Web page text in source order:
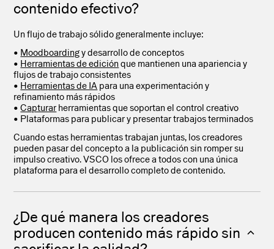
contenido efectivo?
Un flujo de trabajo sólido generalmente incluye:
• Moodboardingy desarrollo de conceptos
• Herramientas de ediciónque mantienen una apariencia y
flujos de trabajo consistentes
• Herramientas de IA para una experimentación y
refinamiento más rápidos
•Capturarherramientas que soportan el control creativo
• Plataformas para publicar y presentar trabajos terminados
Cuando estas herramientas trabajan juntas, los creadores
pueden pasar del concepto a la publicación sin romper su
impulso creativo. VSCO los ofrece a todos con una única
plataforma para el desarrollo completo de contenido.
¿De qué manera los creadores
producen contenido más rápido sin